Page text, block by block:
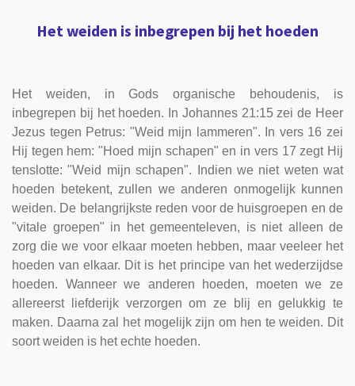
Het weiden is inbegrepen bij het hoeden
Het weiden, in Gods organische behoudenis, is
inbegrepen bij het hoeden. In Johannes 21:15 zei de Heer
Jezus tegen Petrus: "Weid mijn lammeren". In vers 16 zei
Hij tegen hem: "Hoed mijn schapen" en in vers 17 zegt Hij
tenslotte: "Weid mijn schapen". Indien we niet weten wat
hoeden betekent, zullen we anderen onmogelijk kunnen
weiden. De belangrijkste reden voor de huisgroepen en de
"vitale groepen" in het gemeenteleven, is niet alleen de
zorg die we voor elkaar moeten hebben, maar veeleer het
hoeden van elkaar. Dit is het principe van het wederzijdse
hoeden. Wanneer we anderen hoeden, moeten we ze
allereerst liefderijk verzorgen om ze blij en gelukkig te
maken. Daarna zal het mogelijk zijn om hen te weiden. Dit
soort weiden is het echte hoeden.